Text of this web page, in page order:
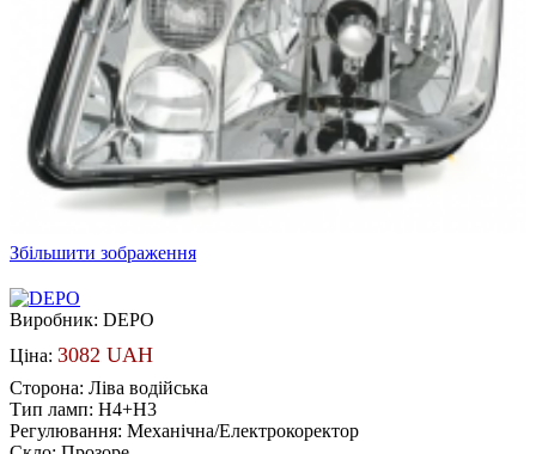
Збільшити зображення
Виробник: DEPO
Ціна: 3082 UAH
Сторона: Ліва водійська
Тип ламп: H4+H3
Регулювання: Механічна/Електрокоректор